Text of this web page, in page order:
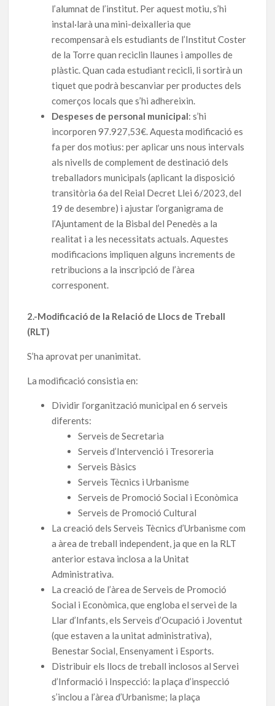
l’alumnat de l’institut. Per aquest motiu, s’hi
instal·larà una mini-deixalleria que
recompensarà els estudiants de l’Institut Coster
de la Torre quan reciclin llaunes i ampolles de
plàstic. Quan cada estudiant recicli, li sortirà un
tiquet que podrà bescanviar per productes dels
comerços locals que s’hi adhereixin.
Despeses de personal municipal: s’hi
incorporen 97.927,53€. Aquesta modificació es
fa per dos motius: per aplicar uns nous intervals
als nivells de complement de destinació dels
treballadors municipals (aplicant la disposició
transitòria 6a del Reial Decret Llei 6/2023, del
19 de desembre) i ajustar l’organigrama de
l’Ajuntament de la Bisbal del Penedès a la
realitat i a les necessitats actuals. Aquestes
modificacions impliquen alguns increments de
retribucions a la inscripció de l’àrea
corresponent.
2.-Modificació de la Relació de Llocs de Treball
(RLT)
S’ha aprovat per unanimitat.
La modificació consistia en:
Dividir l’organització municipal en 6 serveis
diferents:
Serveis de Secretaria
Serveis d’Intervenció i Tresoreria
Serveis Bàsics
Serveis Tècnics i Urbanisme
Serveis de Promoció Social i Econòmica
Serveis de Promoció Cultural
La creació dels Serveis Tècnics d’Urbanisme com
a àrea de treball independent, ja que en la RLT
anterior estava inclosa a la Unitat
Administrativa.
La creació de l’àrea de Serveis de Promoció
Social i Econòmica, que engloba el servei de la
Llar d’Infants, els Serveis d’Ocupació i Joventut
(que estaven a la unitat administrativa),
Benestar Social, Ensenyament i Esports.
Distribuir els llocs de treball inclosos al Servei
d’Informació i Inspecció: la plaça d’inspecció
s’inclou a l’àrea d’Urbanisme; la plaça